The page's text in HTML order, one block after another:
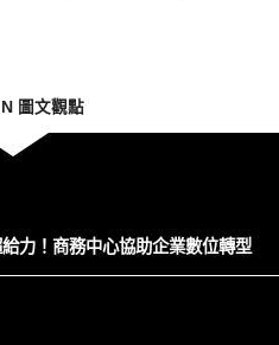
圖文觀點
力！商務中心協助企業數位轉型